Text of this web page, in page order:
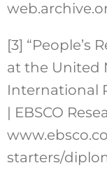
[3] “People’s
at the United
International
| EBSCO
starters/